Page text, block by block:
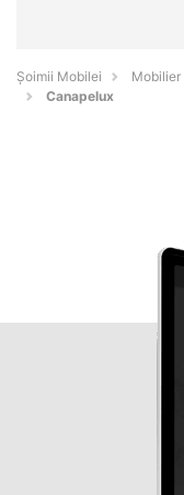
Șoimii Mobilei
Mobilier
Canapelux